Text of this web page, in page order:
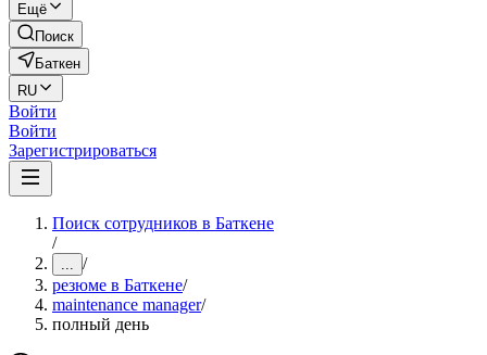
Ещё
Поиск
Баткен
RU
Войти
Войти
Зарегистрироваться
Поиск сотрудников в Баткене
/
... /
резюме в Баткене/
maintenance manager/
полный день